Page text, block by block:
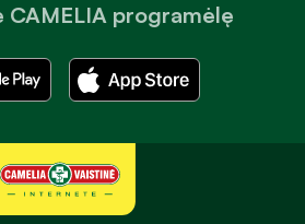
CAMELIA programėlę